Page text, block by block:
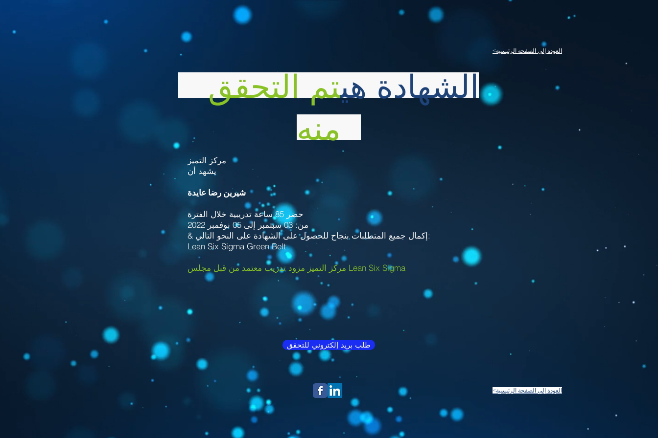
<العودة إلى الصفحة الرئيسية
الشهادة هيتم التحقق
مركز التميز
يشهد أن
شيرين رضا عايدة
حضر 85 ساعة تدريبية خلال الفترة
من: 03 سبتمبر إلى 05 نوفمبر 2022
& إكمال جميع المتطلبات بنجاح للحصول على الشهادة على النحو التالي:
Lean Six Sigma Green Belt
مركز التميز مزود تدريب معتمد من قبل مجلس Lean Six Sigma
طلب بريد إلكتروني للتحقق
<العودة إلى الصفحة الرئيسية